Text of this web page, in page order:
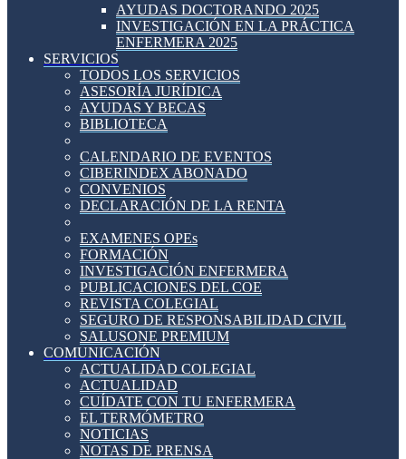
AYUDAS DOCTORANDO 2025
INVESTIGACIÓN EN LA PRÁCTICA
ENFERMERA 2025
SERVICIOS
TODOS LOS SERVICIOS
ASESORÍA JURÍDICA
AYUDAS Y BECAS
BIBLIOTECA
CALENDARIO DE EVENTOS
CIBERINDEX ABONADO
CONVENIOS
DECLARACIÓN DE LA RENTA
EXAMENES OPEs
FORMACIÓN
INVESTIGACIÓN ENFERMERA
PUBLICACIONES DEL COE
REVISTA COLEGIAL
SEGURO DE RESPONSABILIDAD CIVIL
SALUSONE PREMIUM
COMUNICACIÓN
ACTUALIDAD COLEGIAL
ACTUALIDAD
CUÍDATE CON TU ENFERMERA
EL TERMÓMETRO
NOTICIAS
NOTAS DE PRENSA